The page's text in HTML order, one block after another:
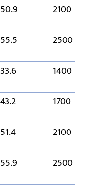
50.9 2100
55.5 2500
33.6 1400
43.2 1700
51.4 2100
55.9 2500